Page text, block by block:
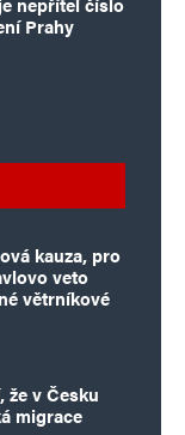
Prahy
kauza, pro
veto
větrníkové
že v Česku
migrace